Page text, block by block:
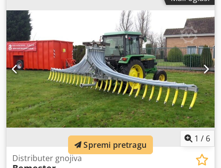
1 / 6
Distributer gnojiva
Spremi pretragu